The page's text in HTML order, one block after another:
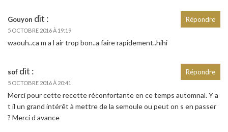
Gouyon dit :
5 OCTOBRE 2016 À 19:19
waouh..ca m a l air trop bon..a faire rapidement..hihi
Répondre
sof dit :
5 OCTOBRE 2016 À 20:41
Merci pour cette recette réconfortante en ce temps automnal. Y a
t il un grand intérêt à mettre de la semoule ou peut on s en passer
? Merci d avance
Répondre